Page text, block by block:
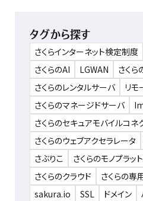
タグから探す
さくらインターネット検定制度
さくらのAI
LGWAN
さくら
さくらのレンタルサーバ
リモ
さくらのマネージドサーバ
さくらのセキュアモバイルコネ
さくらのウェブアクセラレータ
さぶりこ
さくらのモノプラッ
さくらのクラウド
さくらの専
sakura.io
SSL ドメイン